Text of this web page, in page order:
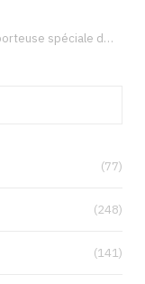
Francesca Albanese, rapporteuse spéciale de l’ONU sur les territoires palestiniens occupés, était à Tunis pour…
(77)
(248)
(141)